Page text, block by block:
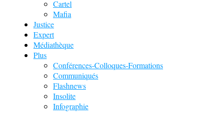
Cartel
Mafia
Justice
Expert
Médiathèque
Plus
Conférences-Colloques-Formations
Communiqués
Flashnews
Insolite
Infographie